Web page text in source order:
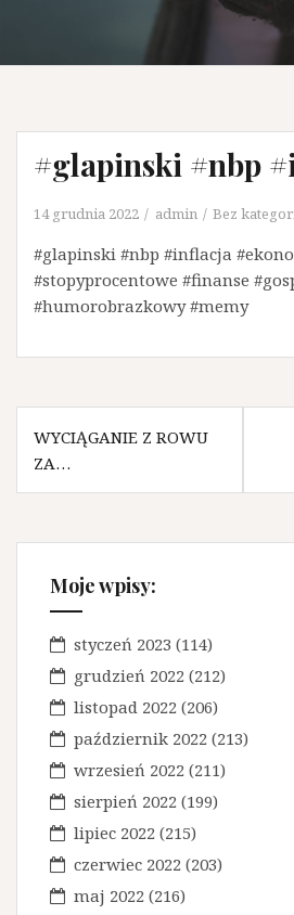
#glapinski #nbp
14 grudnia 2022 admin Bez
#glapinski #nbp #inflacja
#stopyprocentowe #finanse
#humorobrazkowy #memy
N
a
i
WYCIĄGANIE Z ROWU
ZA…
Moje wpisy:
styczeń 2023 (114)
grudzień 2022 (212)
listopad 2022 (206)
październik 2022 (213)
wrzesień 2022 (211)
sierpień 2022 (199)
lipiec 2022 (215)
czerwiec 2022 (203)
maj 2022 (216)